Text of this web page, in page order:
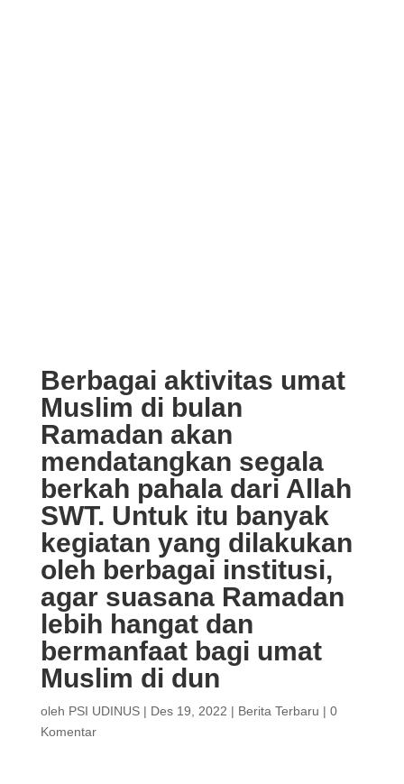
Berbagai aktivitas umat
Muslim di bulan
Ramadan akan
mendatangkan segala
berkah pahala dari Allah
SWT. Untuk itu banyak
kegiatan yang dilakukan
oleh berbagai institusi,
agar suasana Ramadan
lebih hangat dan
bermanfaat bagi umat
Muslim di dun
oleh PSI UDINUS| Des 19, 2022 | Berita Terbaru | 0
Komentar